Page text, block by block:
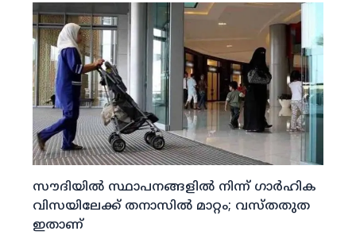
സൗദിയില്‍ സ്ഥാപനങ്ങളില്‍ നിന്ന് ഗാര്‍ഹിക
വിസയിലേക്ക് തനാസില്‍ മാറ്റം; വസ്തതുത
ഇതാണ്